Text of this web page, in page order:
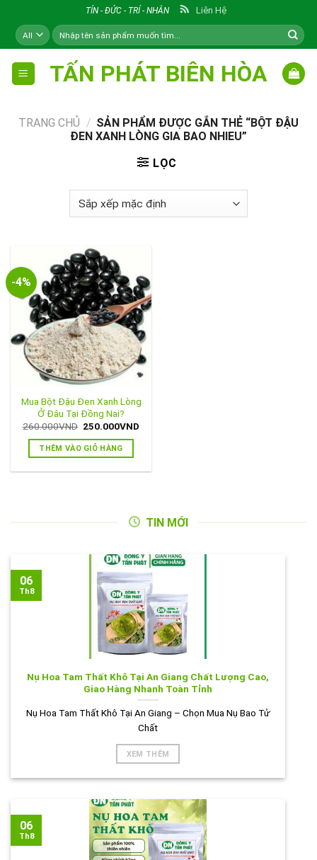
content
TÍN - ĐỨC - TRÍ - NHÂN Liên Hệ
Tìm
kiếm:
TẤN PHÁT BIÊN HÒA
TRANG CHỦ / SẢN PHẨM ĐƯỢC GẮN THẺ “BỘT ĐẬU
ĐEN XANH LÒNG GIA BAO NHIEU”
LỌC
-4%
Mua Bột Đậu Đen Xanh Lòng
Ở Đâu Tại Đồng Nai?
260.000VND Giá
là:
260.000VND.
250.000VND
THÊM VÀO GIỎ HÀNG
TIN MỚI
Nụ Hoa Tam Thất Khô Tại An Giang Chất Lượng Cao,
Giao Hàng Nhanh Toàn Tỉnh
Nụ Hoa Tam Thất Khô Tại An Giang – Chọn Mua Nụ Bao Tử
Chất
XEM THÊM
06
Th8
06
Th8